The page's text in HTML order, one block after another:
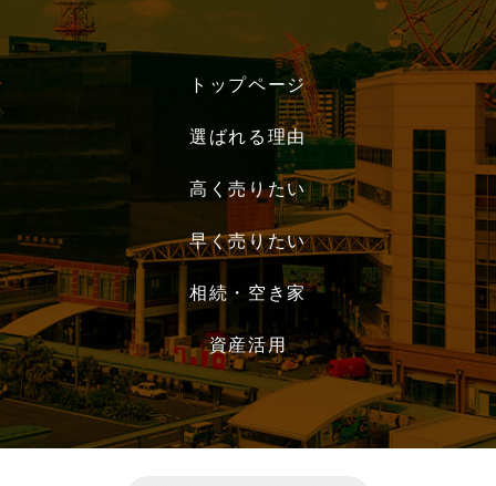
トップページ
選ばれる理由
高く売りたい
早く売りたい
相続・空き家
資産活用